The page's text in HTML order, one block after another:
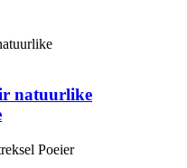
natuurlike